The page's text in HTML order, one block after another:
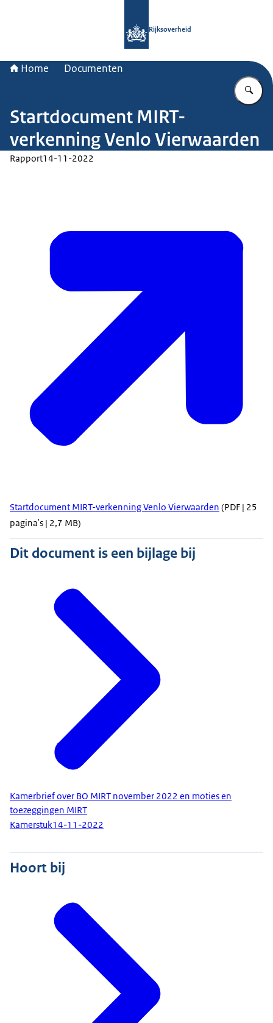
Rijksoverheid
Home Documenten
Startdocument MIRT-
verkenning Venlo Vierwaarden
Rapport14-11-2022
Startdocument MIRT-verkenning Venlo Vierwaarden (PDF | 25
pagina's | 2,7 MB)
Dit document is een bijlage bij
Kamerbrief over BO MIRT november 2022 en moties en
toezeggingen MIRT
Kamerstuk14-11-2022
Hoort bij